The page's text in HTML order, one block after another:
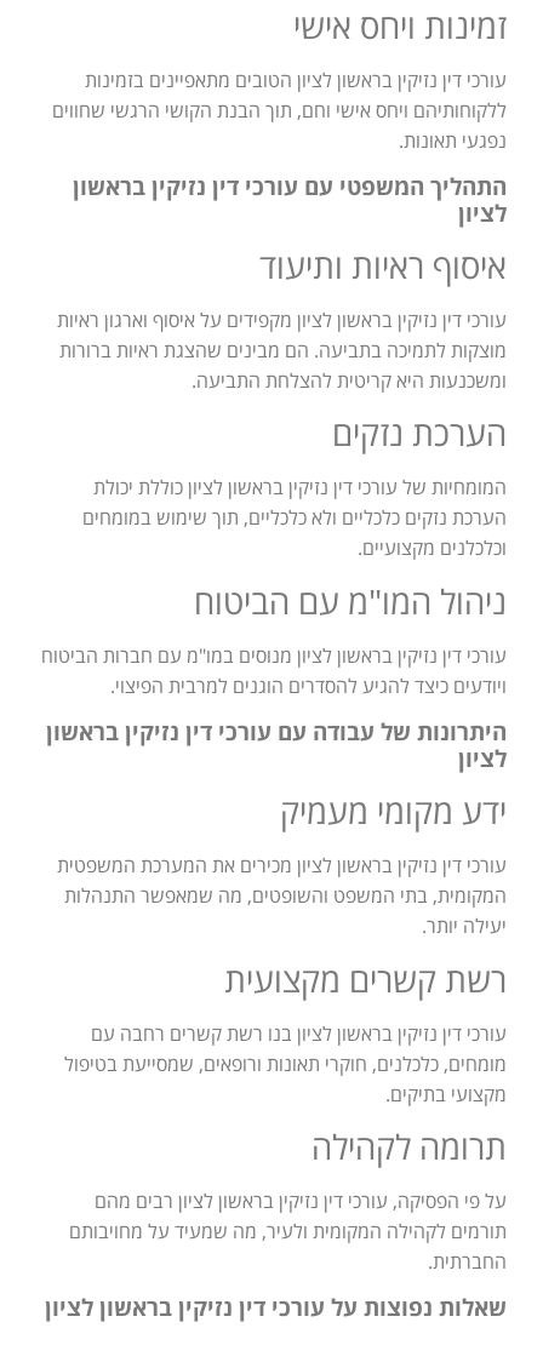
זמינות ויחס אישי
עורכי דין נזיקין בראשון לציון הטובים מתאפיינים בזמינות
ללקוחותיהם ויחס אישי וחם, תוך הבנת הקושי הרגשי שחווים
נפגעי תאונות.
התהליך המשפטי עם עורכי דין נזיקין בראשון
לציון
איסוף ראיות ותיעוד
עורכי דין נזיקין בראשון לציון מקפידים על איסוף וארגון ראיות
מוצקות לתמיכה בתביעה. הם מבינים שהצגת ראיות ברורות
ומשכנעות היא קריטית להצלחת התביעה.
הערכת נזקים
המומחיות של עורכי דין נזיקין בראשון לציון כוללת יכולת
הערכת נזקים כלכליים ולא כלכליים, תוך שימוש במומחים
וכלכלנים מקצועיים.
ניהול המו"מ עם הביטוח
עורכי דין נזיקין בראשון לציון מנוסים במו"מ עם חברות הביטוח
ויודעים כיצד להגיע להסדרים הוגנים למרבית הפיצוי.
היתרונות של עבודה עם עורכי דין נזיקין בראשון
לציון
ידע מקומי מעמיק
עורכי דין נזיקין בראשון לציון מכירים את המערכת המשפטית
המקומית, בתי המשפט והשופטים, מה שמאפשר התנהלות
יעילה יותר.
רשת קשרים מקצועית
עורכי דין נזיקין בראשון לציון בנו רשת קשרים רחבה עם
מומחים, כלכלנים, חוקרי תאונות ורופאים, שמסייעת בטיפול
מקצועי בתיקים.
תרומה לקהילה
על פי הפסיקה, עורכי דין נזיקין בראשון לציון רבים מהם
תורמים לקהילה המקומית ולעיר, מה שמעיד על מחויבותם
החברתית.
שאלות נפוצות על עורכי דין נזיקין בראשון לציון